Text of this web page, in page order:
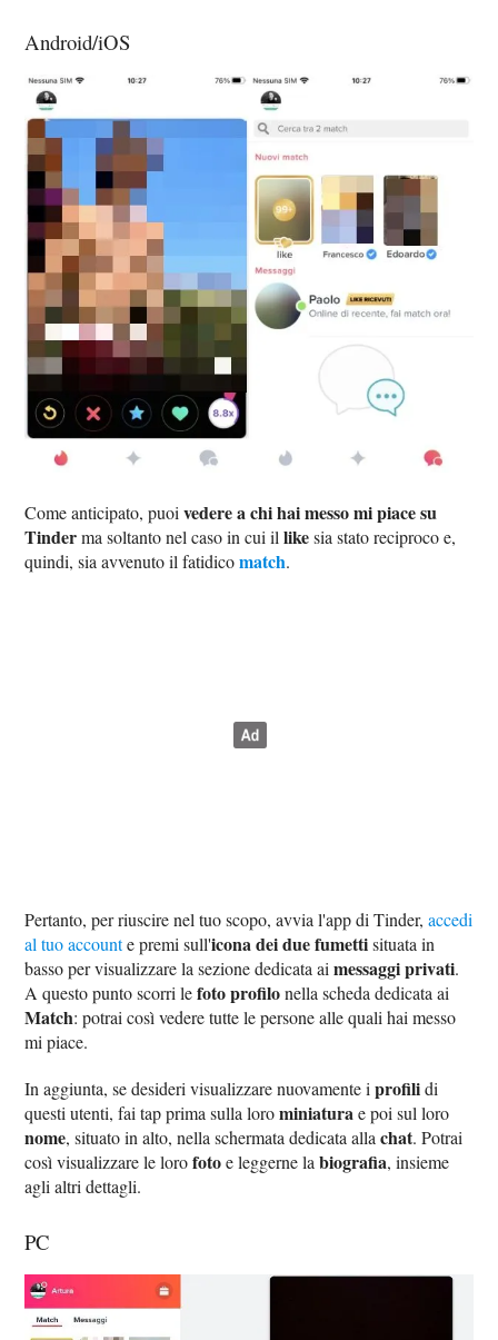
Android/iOS
Come anticipato, puoivedere a chi hai messo mi piace su
Tinderma soltanto nel caso in cui illikesia stato reciproco e,
quindi, sia avvenuto il fatidicomatch.
Pertanto, per riuscire nel tuo scopo, avvia l'app di Tinder,accedi
al tuo accounte premi sull'icona dei due fumettisituata in
basso per visualizzare la sezione dedicata aimessaggi privati.
A questo punto scorri lefoto profilonella scheda dedicata ai
Match: potrai così vedere tutte le persone alle quali hai messo
mi piace.
In aggiunta, se desideri visualizzare nuovamente iprofilidi
questi utenti, fai tap prima sulla lorominiaturae poi sul loro
nome, situato in alto, nella schermata dedicata allachat. Potrai
così visualizzare le lorofotoe leggerne labiografia, insieme
agli altri dettagli.
PC